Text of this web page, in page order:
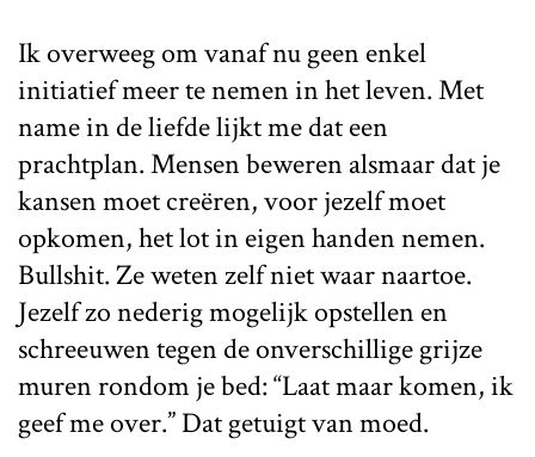
Ik overweeg om vanaf nu geen enkel
initiatief meer te nemen in het leven. Met
name in de liefde lijkt me dat een
prachtplan. Mensen beweren alsmaar dat je
kansen moet creëren, voor jezelf moet
opkomen, het lot in eigen handen nemen.
Bullshit. Ze weten zelf niet waar naartoe.
Jezelf zo nederig mogelijk opstellen en
schreeuwen tegen de onverschillige grijze
muren rondom je bed: “Laat maar komen, ik
geef me over.” Dat getuigt van moed.